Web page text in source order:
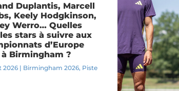
Duplantis, Marcell
Keely Hodgkinson,
Werro… Quelles
stars à suivre aux
d’Europe
à Birmingham ?
2026| Birmingham 2026, Piste